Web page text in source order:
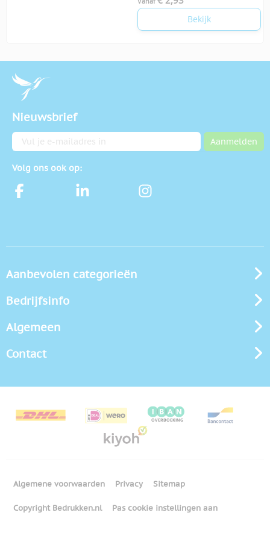
Bekijk
Nieuwsbrief
E-mailadres Aanmelden
Volg ons ook op:
Aanbevolen categorieën
Bedrijfsinfo
Algemeen
Contact
Algemene voorwaarden Privacy Sitemap
Copyright Bedrukken.nl Pas cookie instellingen aan